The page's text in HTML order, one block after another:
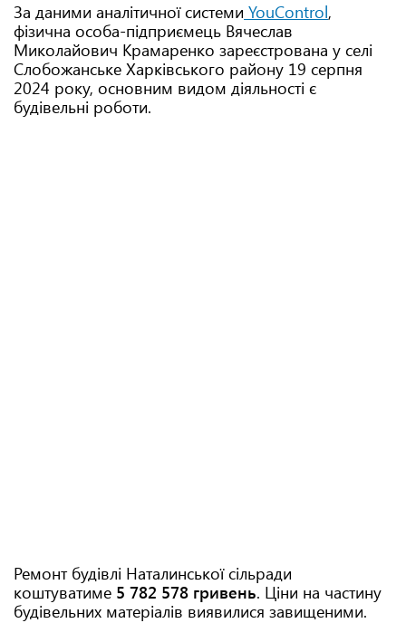
За даними аналітичної системи YouControl,
фізична особа-підприємець Вячеслав
Миколайович Крамаренко зареєстрована у селі
Слобожанське Харківського району 19 серпня
2024 року, основним видом діяльності є
будівельні роботи.
Ремонт будівлі Наталинської сільради
коштуватиме 5 782 578 гривень. Ціни на частину
будівельних матеріалів виявилися завищеними.